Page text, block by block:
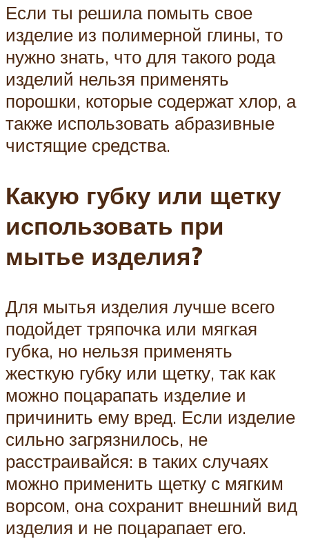
Если ты решила помыть свое
изделие из полимерной глины, то
нужно знать, что для такого рода
изделий нельзя применять
порошки, которые содержат хлор, а
также использовать абразивные
чистящие средства.
Какую губку или щетку
использовать при
мытье изделия?
Для мытья изделия лучше всего
подойдет тряпочка или мягкая
губка, но нельзя применять
жесткую губку или щетку, так как
можно поцарапать изделие и
причинить ему вред. Если изделие
сильно загрязнилось, не
расстраивайся: в таких случаях
можно применить щетку с мягким
ворсом, она сохранит внешний вид
изделия и не поцарапает его.